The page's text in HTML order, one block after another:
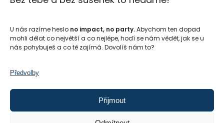
U nás razíme heslo no impact, no party.Abychom ten dopad
mohli dělat co největší a co nejlépe, hodí se nám vědět, jak se u
nás pohybuješ a co tě zajímá. Dovolíš nám to?
Předvolby
Přijmout
celém světě a ve třech městech v České republice –
budovat spravedlivý a udržitelný svět, kde
podnikání a zisk slouží lidem a planetě.
změny ve společnosti, jsme připravení tě na tvé
Jsi ty připravený*á něco změnit? Staň se